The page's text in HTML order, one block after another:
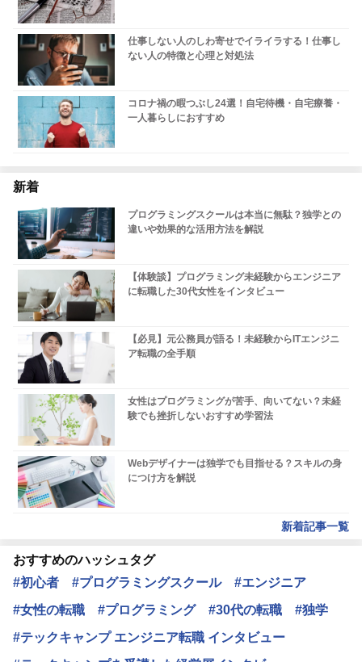
仕事しない人のしわ寄せでイライラする！仕事し
ない人の特徴と心理と対処法
コロナ禍の暇つぶし24選！自宅待機・自宅療養・
一人暮らしにおすすめ
新着
プログラミングスクールは本当に無駄？独学との
違いや効果的な活用方法を解説
【体験談】プログラミング未経験からエンジニア
に転職した30代女性をインタビュー
【必見】元公務員が語る！未経験からITエンジニ
ア転職の全手順
女性はプログラミングが苦手、向いてない？未経
験でも挫折しないおすすめ学習法
Webデザイナーは独学でも目指せる？スキルの身
につけ方を解説
新着記事一覧
おすすめのハッシュタグ
#初心者
#プログラミングスクール
#エンジニア
#女性の転職
#プログラミング #30代の転職
#独学
#テックキャンプ エンジニア転職 インタビュー